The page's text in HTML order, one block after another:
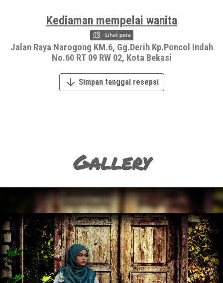
Kediaman mempelai wanita
Jalan Raya Narogong KM.6, Gg.Derih Kp.Poncol Indah
No.60 RT 09 RW 02, Kota Bekasi
Simpan tanggal resepsi
Gallery